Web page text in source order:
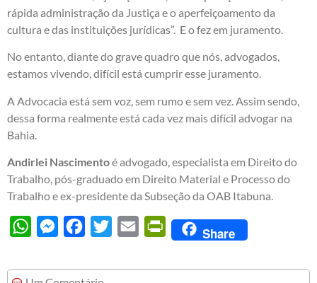
rápida administração da Justiça e o aperfeiçoamento da
cultura e das instituições jurídicas”. E o fez em juramento.
No entanto, diante do grave quadro que nós, advogados,
estamos vivendo, difícil está cumprir esse juramento.
A Advocacia está sem voz, sem rumo e sem vez. Assim sendo,
dessa forma realmente está cada vez mais difícil advogar na
Bahia.
Andirlei Nascimentoé advogado, especialista em Direito do
Trabalho, pós-graduado em Direito Material e Processo do
Trabalho e ex-presidente da Subseção da OAB Itabuna.
WhatsAppMessengerFacebook
Twitter Email PrintFriendly
Share